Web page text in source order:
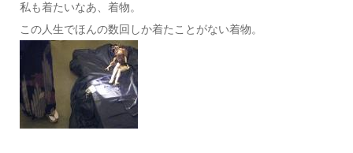
私も着たいなあ、着物。
この人生でほんの数回しか着たことがない着物。